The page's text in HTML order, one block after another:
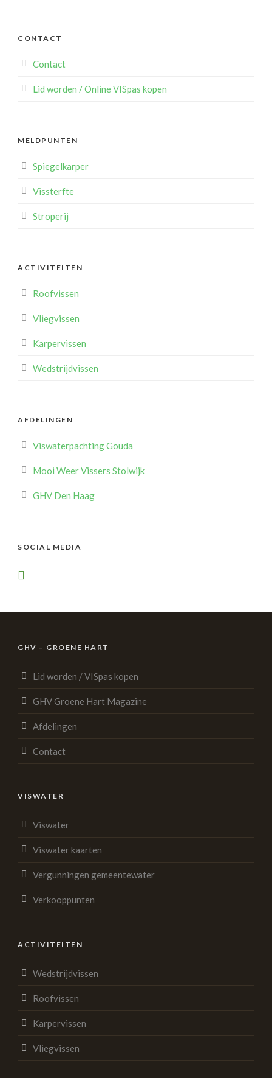
CONTACT
Contact
Lid worden / Online VISpas kopen
MELDPUNTEN
Spiegelkarper
Vissterfte
Stroperij
ACTIVITEITEN
Roofvissen
Vliegvissen
Karpervissen
Wedstrijdvissen
AFDELINGEN
Viswaterpachting Gouda
Mooi Weer Vissers Stolwijk
GHV Den Haag
SOCIAL MEDIA
GHV – GROENE HART
Lid worden / VISpas kopen
GHV Groene Hart Magazine
Afdelingen
Contact
VISWATER
Viswater
Viswater kaarten
Vergunningen gemeentewater
Verkooppunten
ACTIVITEITEN
Wedstrijdvissen
Roofvissen
Karpervissen
Vliegvissen